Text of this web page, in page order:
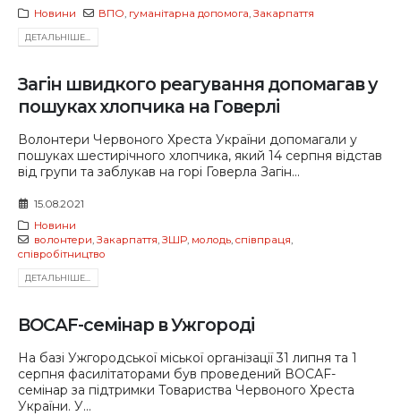
Новини
ВПО, гуманітарна допомога,Закарпаття
ДЕТАЛЬНIШЕ...
Загін швидкого реагування допомагав у
пошуках хлопчика на Говерлі
Волонтери Червоного Хреста України допомагали у
пошуках шестирічного хлопчика, який 14 серпня відстав
від групи та заблукав на горі Говерла Загін...
15.08.2021
Новини
волонтери, Закарпаття, ЗШР, молодь, співпраця,
співробітництво
ДЕТАЛЬНIШЕ...
ВОСАF-семінар в Ужгороді
На базі Ужгородської міської організації 31 липня та 1
серпня фасилітаторами був проведений ВОСАF-
семінар за підтримки Товариства Червоного Хреста
України. У...